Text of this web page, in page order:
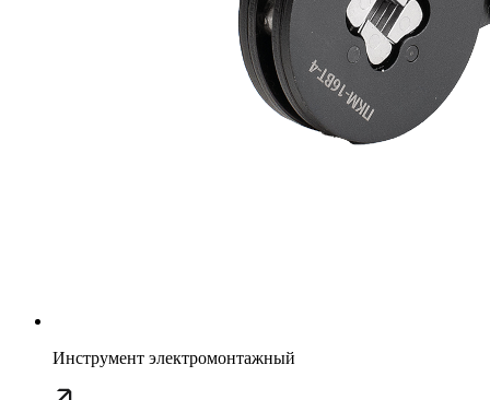
Инструмент электромонтажный